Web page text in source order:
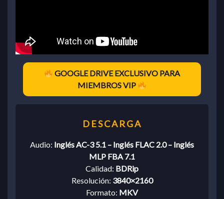
GOOGLE DRIVE EXCLUSIVO PARA
MIEMBROS VIP
Audio: Inglés AC-3 5.1 – Inglés FLAC 2.0 – Inglés
MLP FBA 7.1
Calidad: BDRip
Resolución: 3840×2160
Formato: MKV